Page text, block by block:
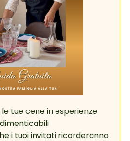
tue cene in esperienze
i tuoi invitati ricorderanno